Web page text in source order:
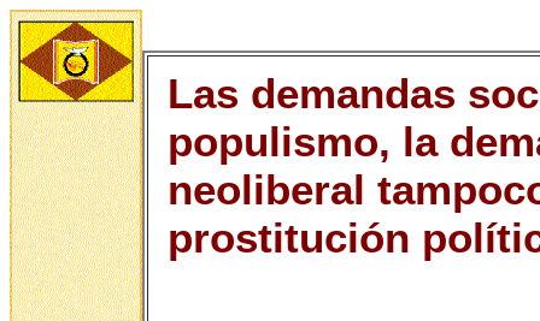
Las demandas
populismo, la
neoliberal
prostitución